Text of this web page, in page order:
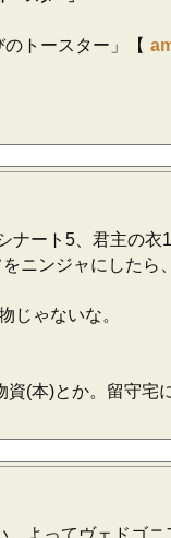
トースター」【
ート5、君主の
ニンジャにしたら
じゃないな。
(本)とか。留守宅
よってヴェドゴニ